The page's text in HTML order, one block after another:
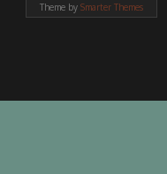
Theme by Smarter Themes